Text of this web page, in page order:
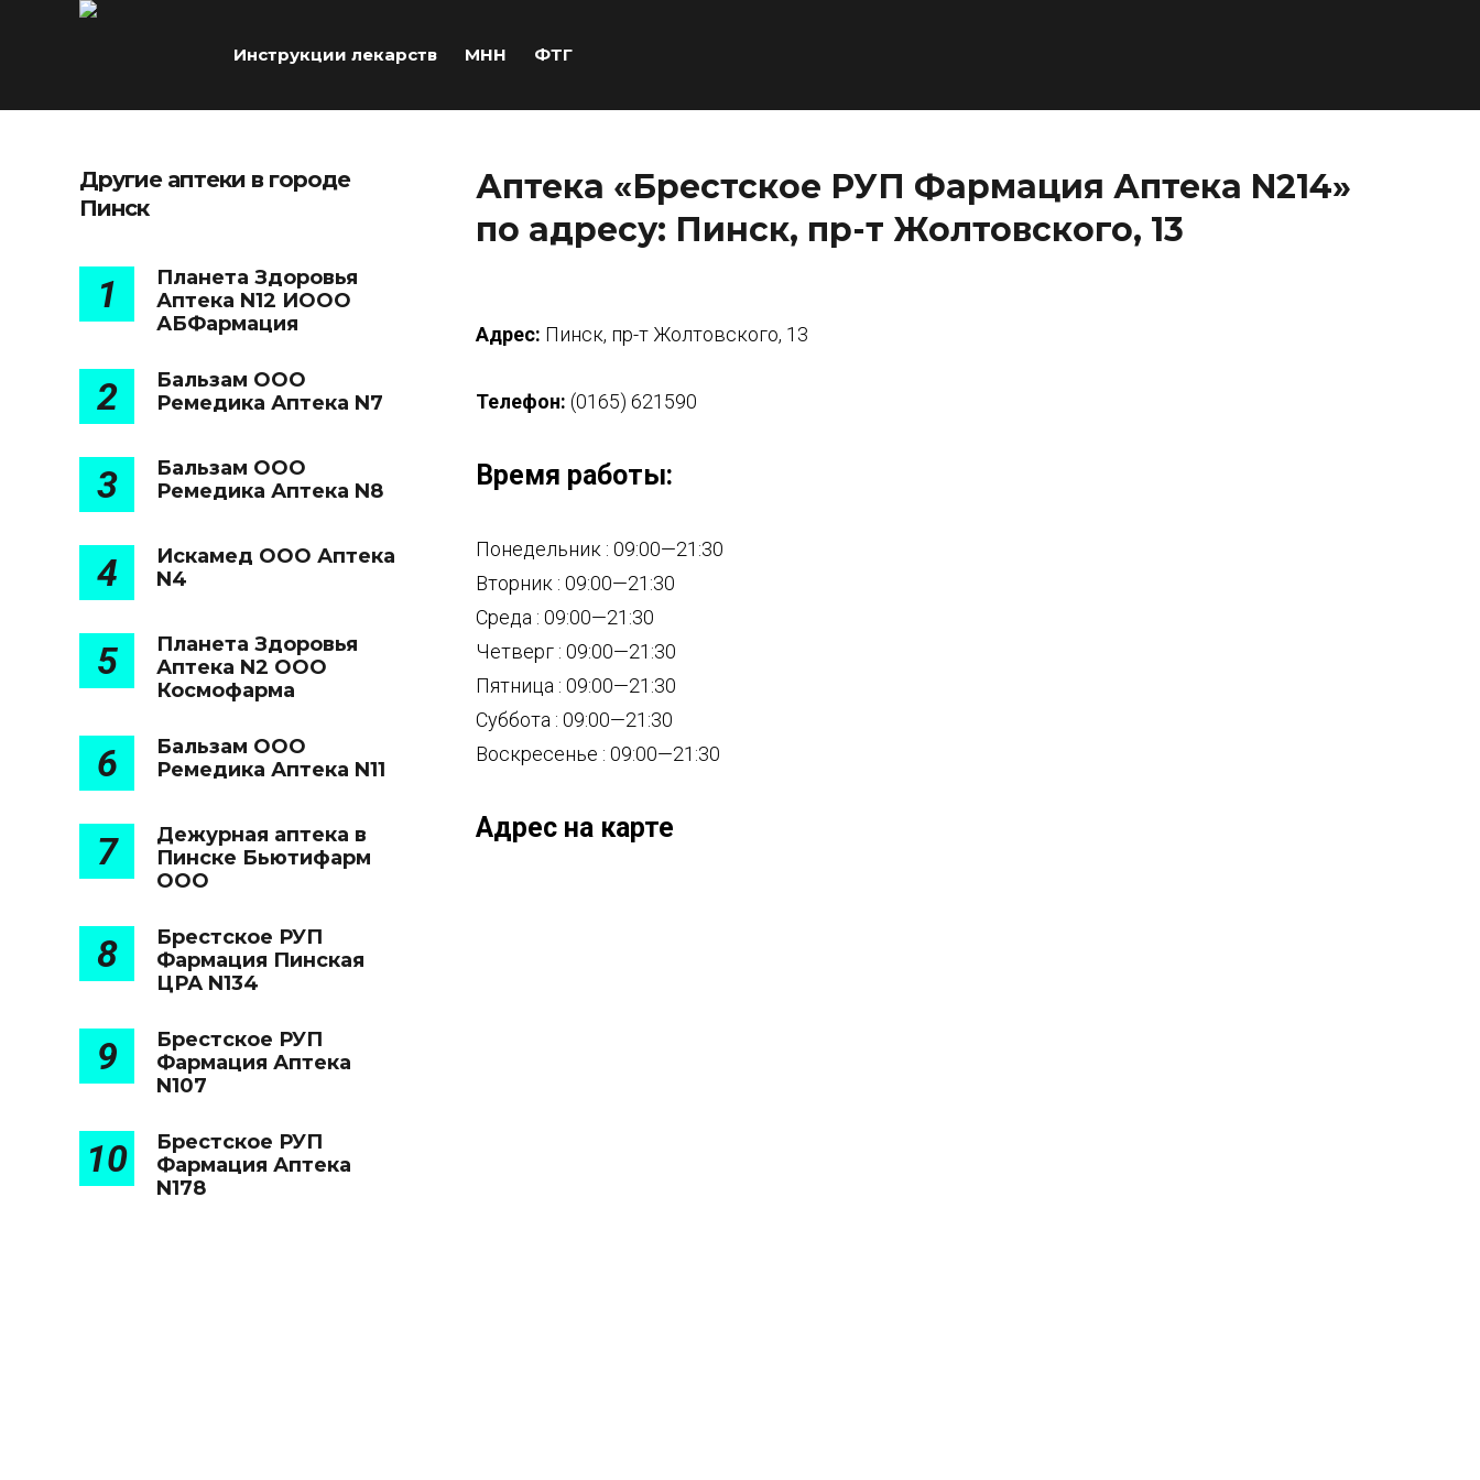
Инструкции лекарств МНН ФТГ
Аптека «Брестское РУП Фармация Аптека N214»
по адресу: Пинск, пр-т Жолтовского, 13
Адрес: Пинск, пр-т Жолтовского, 13
Телефон: (0165) 621590
Время работы:
Понедельник : 09:00—21:30
Вторник : 09:00—21:30
Среда : 09:00—21:30
Четверг : 09:00—21:30
Пятница : 09:00—21:30
Суббота : 09:00—21:30
Воскресенье : 09:00—21:30
Адрес на карте
Другие аптеки в городе
Пинск
1
Планета Здоровья
Аптека N12 ИООО
АБФармация
2
Бальзам ООО
Ремедика Аптека N7
3
Бальзам ООО
Ремедика Аптека N8
4
Искамед ООО Аптека
N4
5
Планета Здоровья
Аптека N2 ООО
Космофарма
6
Бальзам ООО
Ремедика Аптека N11
7
Дежурная аптека в
Пинске Бьютифарм
ООО
8
Брестское РУП
Фармация Пинская
ЦРА N134
9
Брестское РУП
Фармация Аптека
N107
10
Брестское РУП
Фармация Аптека
N178